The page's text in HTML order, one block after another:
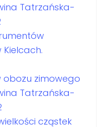
Tatrzańska-
Kielcach.
obozu zimowego
Tatrzańska-
cząstek